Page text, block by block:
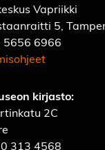
Vapriikki
5,
5656 6966
kirjasto:
2C
313 4568